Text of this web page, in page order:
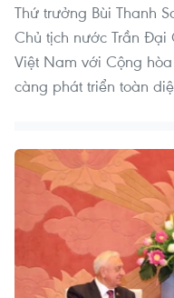
Thứ trưởng Bùi Thanh
Chủ tịch nước Trần
Việt Nam với Cộng
càng phát triển toàn